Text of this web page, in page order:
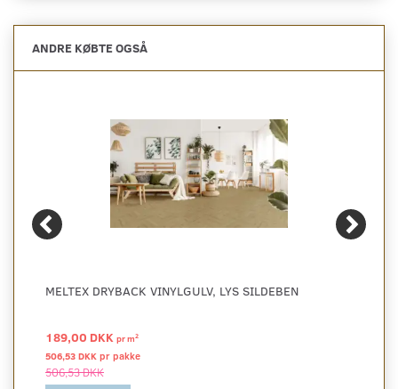
ANDRE KØBTE OGSÅ
MELTEX DRYBACK VINYLGULV, LYS SILDEBEN
189,00 DKK prm2
506,53 DKK pr pakke
506,53 DKK